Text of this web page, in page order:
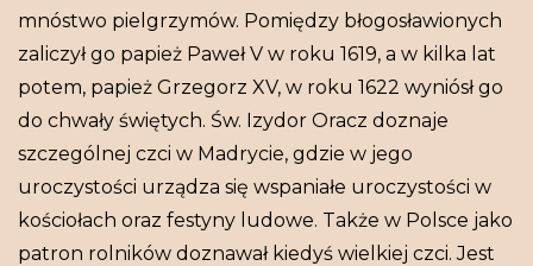
mnóstwo pielgrzymów. Pomiędzy błogosławionych
zaliczył go papież Paweł V w roku 1619, a w kilka lat
potem, papież Grzegorz XV, w roku 1622 wyniósł go
do chwały świętych. Św. Izydor Oracz doznaje
szczególnej czci w Madrycie, gdzie w jego
uroczystości urządza się wspaniałe uroczystości w
kościołach oraz festyny ludowe. Także w Polsce jako
patron rolników doznawał kiedyś wielkiej czci. Jest